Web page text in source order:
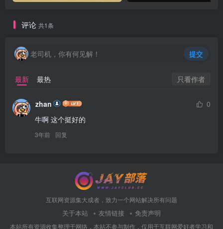
评论 共1条
老司机，你有何见解！ 提交
最新 最热 只看作者
zhan
0
牛啊 这个挺好的
3年前 回复
互联网资源集大成者，致力一个网站解决所有问题
关于本站 友情链接 免责声明
本站所有资源收集整理于网络，本站不参与制作，仅用于互联网爱好者学习和